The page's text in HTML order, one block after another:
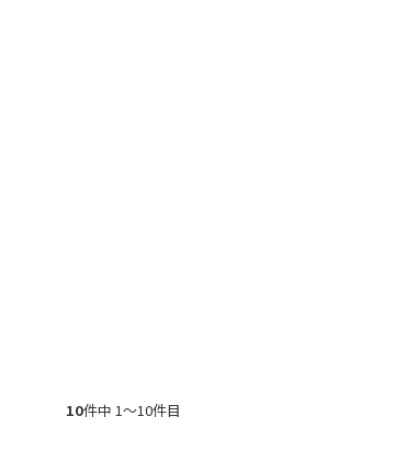
10件中 1〜10件目